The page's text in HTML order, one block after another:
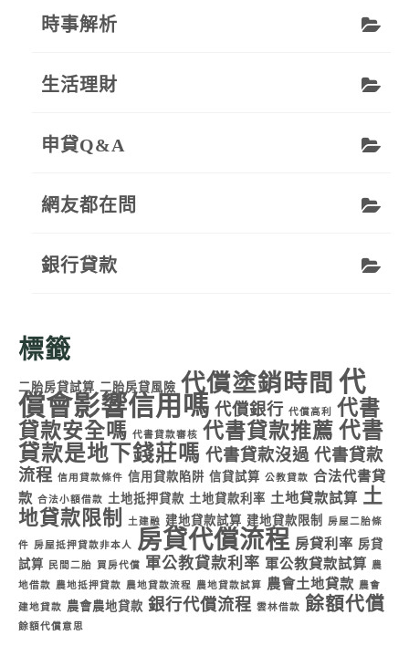
時事解析
生活理財
申貸Q&A
網友都在問
銀行貸款
標籤
二胎房貸試算 二胎房貸風險 代償塗銷時間 代
償會影響信用嗎 代償銀行 代償高利
代書
貸款安全嗎 代書貸款審核 代書貸款推薦 代書
貸款是地下錢莊嗎 代書貸款沒過 代書貸款
流程 信用貸款條件 信用貸款陷阱 信貸試算 公教貸款 合法代書貸
款 合法小額借款 土地抵押貸款 土地貸款利率 土地貸款試算 土
地貸款限制
土建融 建地貸款試算 建地貸款限制 房屋二胎條
件 房屋抵押貸款非本人 房貸代償流程 房貸利率 房貸
試算
民間二胎 買房代償 軍公教貸款利率 軍公教貸款試算
農
地借款
農地抵押貸款 農地貸款流程 農地貸款試算 農會土地貸款 農會
建地貸款 農會農地貸款 銀行代償流程 雲林借款 餘額代償
餘額代償意思